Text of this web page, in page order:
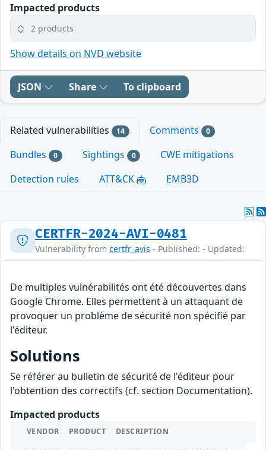
Impacted products
2 products
Show details on NVD website
JSON Share To clipboard
Related vulnerabilities 14 Comments 0
Bundles 0 Sightings 0
CWE mitigations
Detection rules
ATT&CK EMB3D
CERTFR-2024-AVI-0481
Vulnerability from certfr_avis - Published: - Updated:
De multiples vulnérabilités ont été découvertes dans
Google Chrome. Elles permettent à un attaquant de
provoquer un problème de sécurité non spécifié par
l'éditeur.
Solutions
Se référer au bulletin de sécurité de l'éditeur pour
l'obtention des correctifs (cf. section Documentation).
Impacted products
VENDOR PRODUCT DESCRIPTION